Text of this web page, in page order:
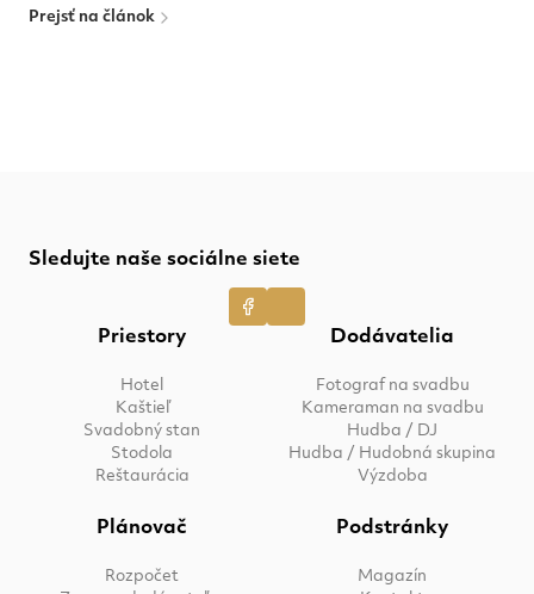
Prejsť na článok
Sledujte naše sociálne siete
Priestory
Hotel
Kaštieľ
Svadobný stan
Stodola
Reštaurácia
Dodávatelia
Fotograf na svadbu
Kameraman na svadbu
Hudba / DJ
Hudba / Hudobná skupina
Výzdoba
Plánovač
Rozpočet
Podstránky
Magazín